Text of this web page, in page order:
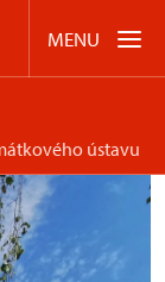
MENU
ústavu